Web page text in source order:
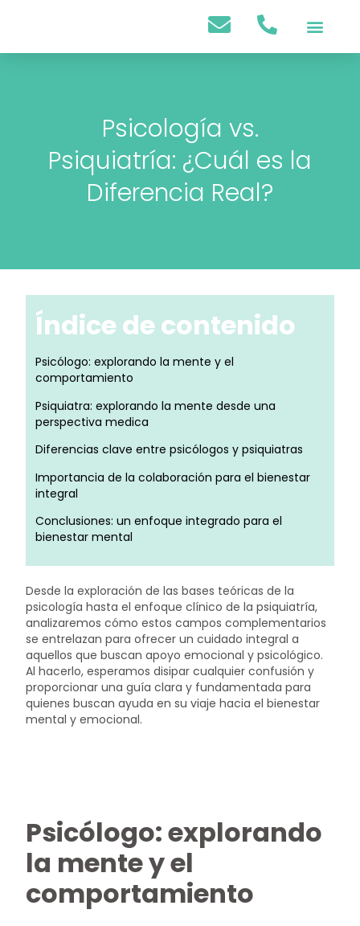
Psicología vs.
Psiquiatría: ¿Cuál es la
Diferencia Real?
Índice de contenido
Psicólogo: explorando la mente y el
comportamiento
Psiquiatra: explorando la mente desde una
perspectiva medica
Diferencias clave entre psicólogos y psiquiatras
Importancia de la colaboración para el bienestar
integral
Conclusiones: un enfoque integrado para el
bienestar mental
Desde la exploración de las bases teóricas de la
psicología hasta el enfoque clínico de la psiquiatría,
analizaremos cómo estos campos complementarios
se entrelazan para ofrecer un cuidado integral a
aquellos que buscan apoyo emocional y psicológico.
Al hacerlo, esperamos disipar cualquier confusión y
proporcionar una guía clara y fundamentada para
quienes buscan ayuda en su viaje hacia el bienestar
mental y emocional.
Psicólogo: explorando
la mente y el
comportamiento